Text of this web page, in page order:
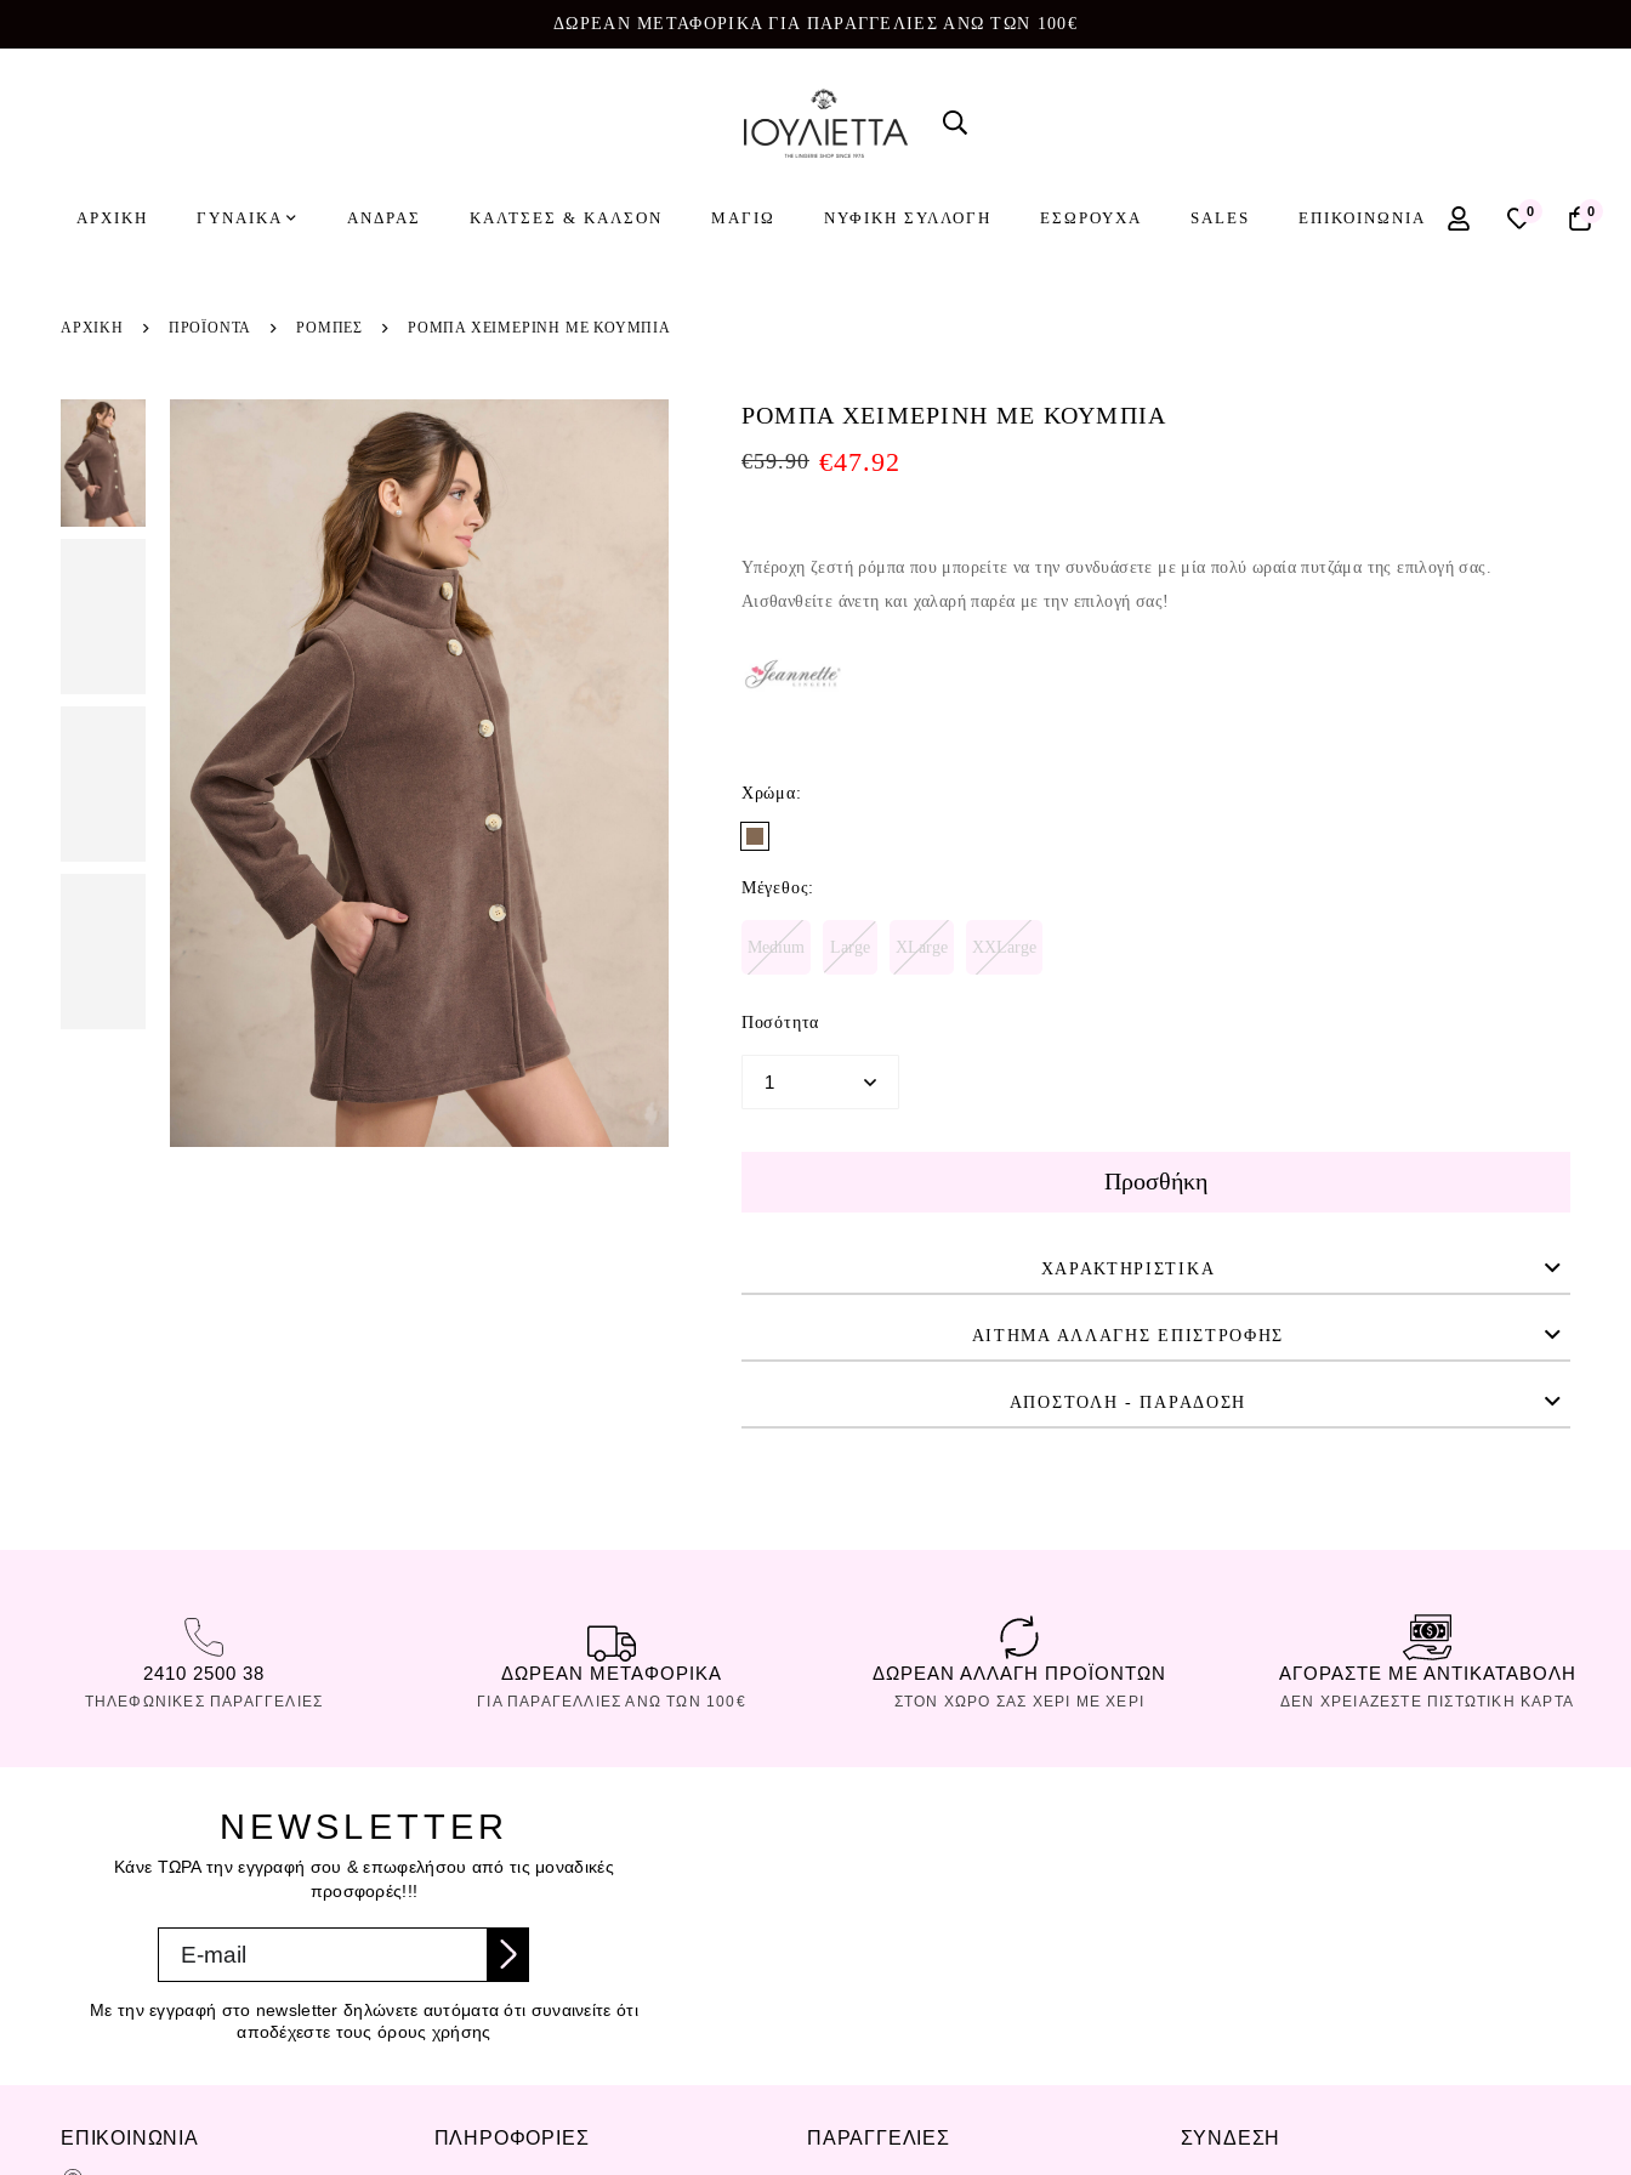
ΔΩΡΕΑΝ ΜΕΤΑΦΟΡΙΚΑ ΓΙΑ ΠΑΡΑΓΓΕΛΙΕΣ ΑΝΩ ΤΩΝ 100€
ΑΡΧΙΚΗ ΓΥΝΑΙΚΑ ΑΝΔΡΑΣ ΚΑΛΤΣΕΣ & ΚΑΛΣΟΝ ΜΑΓΙΩ ΝΥΦΙΚΗ ΣΥΛΛΟΓΗ ΕΣΩΡΟΥΧΑ SALES ΕΠΙΚΟΙΝΩΝΙΑ 0 0
ΑΡΧΙΚΗ ΠΡΟΪΌΝΤΑ ΡΟΜΠΕΣ ΡΟΜΠΑ ΧΕΙΜΕΡΙΝΗ ΜΕ ΚΟΥΜΠΙΑ
ΡΟΜΠΑ ΧΕΙΜΕΡΙΝΗ ΜΕ ΚΟΥΜΠΙΑ
€59.90 €47.92
Υπέροχη ζεστή ρόμπα που μπορείτε να την συνδυάσετε με μία πολύ ωραία πυτζάμα της επιλογή σας.
Αισθανθείτε άνετη και χαλαρή παρέα με την επιλογή σας!
Χρώμα:
Μέγεθος:
Medium Large XLarge XXLarge
Ποσότητα
Προσθήκη
ΧΑΡΑΚΤΗΡΙΣΤΙΚΑ
ΑΙΤΗΜΑ ΑΛΛΑΓΗΣ ΕΠΙΣΤΡΟΦΗΣ
ΑΠΟΣΤΟΛΗ - ΠΑΡΑΔΟΣΗ
2410 2500 38
ΤΗΛΕΦΩΝΙΚΕΣ ΠΑΡΑΓΓΕΛΙΕΣ
ΔΩΡΕΑΝ ΜΕΤΑΦΟΡΙΚΑ
ΓΙΑ ΠΑΡΑΓΕΛΛΙΕΣ ΑΝΩ ΤΩΝ 100€
ΔΩΡΕΑΝ ΑΛΛΑΓΗ ΠΡΟΪΟΝΤΩΝ
ΣΤΟΝ ΧΩΡΟ ΣAΣ ΧΕΡΙ ΜΕ ΧΕΡΙ
ΑΓΟΡΑΣΤΕ ΜΕ ΑΝΤΙΚΑΤΑΒΟΛΗ
ΔΕΝ ΧΡΕΙΑΖΕΣΤΕ ΠΙΣΤΩΤΙΚΗ ΚΑΡΤΑ
NEWSLETTER
Κάνε ΤΩΡΑ την εγγραφή σου & επωφελήσου από τις μοναδικές
προσφορές!!!
Με την εγγραφή στο newsletter δηλώνετε αυτόματα ότι συναινείτε ότι
αποδέχεστε τους όρους χρήσης
ΕΠΙΚΟΙΝΩΝΙΑ ΠΛΗΡΟΦΟΡΙΕΣ ΠΑΡΑΓΓΕΛΙΕΣ ΣΥΝΔΕΣΗ